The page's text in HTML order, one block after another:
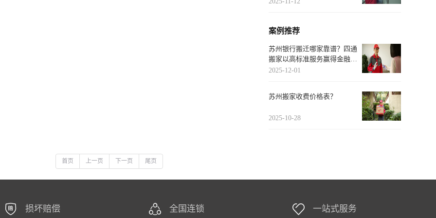
案例推荐
苏州银行搬迁哪家靠谱？四通
搬家以高标准服务赢得金融客
户信赖
2025-12-01
苏州搬家收费价格表？
2025-10-28
首页 上一页 下一页 尾页
损坏赔偿 全国连锁 一站式服务